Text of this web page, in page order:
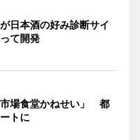
日本酒の好み診断サイ
て開発
場食堂かねせい」 都
トに